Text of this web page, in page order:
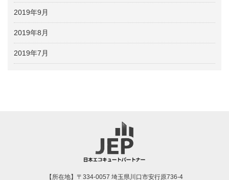
2019年9月
2019年8月
2019年7月
【所在地】〒334-0057 埼玉県川口市安行原736-4